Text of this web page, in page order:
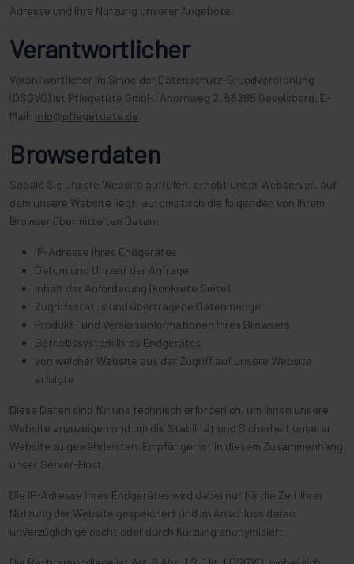
Adresse und Ihre Nutzung unserer Angebote.
Verantwortlicher
Verantwortlicher im Sinne der Datenschutz-Grundverordnung
(DSGVO) ist Pflegetüte GmbH, Ahornweg 2, 58285 Gevelsberg, E-
Mail: info@pflegetuete.de.
Browserdaten
Sobald Sie unsere Website aufrufen, erhebt unser Webserver, auf
dem unsere Website liegt, automatisch die folgenden von Ihrem
Browser übermittelten Daten:
IP-Adresse Ihres Endgerätes
Datum und Uhrzeit der Anfrage
Inhalt der Anforderung (konkrete Seite)
Zugriffsstatus und übertragene Datenmenge
Produkt- und Versionsinformationen Ihres Browsers
Betriebssystem Ihres Endgerätes
von welcher Website aus der Zugriff auf unsere Website
erfolgte
Diese Daten sind für uns technisch erforderlich, um Ihnen unsere
Website anzuzeigen und um die Stabilität und Sicherheit unserer
Website zu gewährleisten. Empfänger ist in diesem Zusammenhang
unser Server-Host.
Die IP-Adresse Ihres Endgerätes wird dabei nur für die Zeit Ihrer
Nutzung der Website gespeichert und im Anschluss daran
unverzüglich gelöscht oder durch Kürzung anonymisiert.